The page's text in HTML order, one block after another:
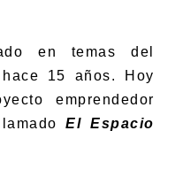
en temas del
15 años. Hoy
emprendedor
El Espacio